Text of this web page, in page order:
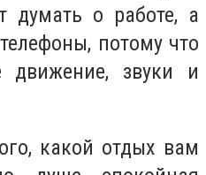
думать о работе, а
потому что
движение, звуки и
какой отдых вам